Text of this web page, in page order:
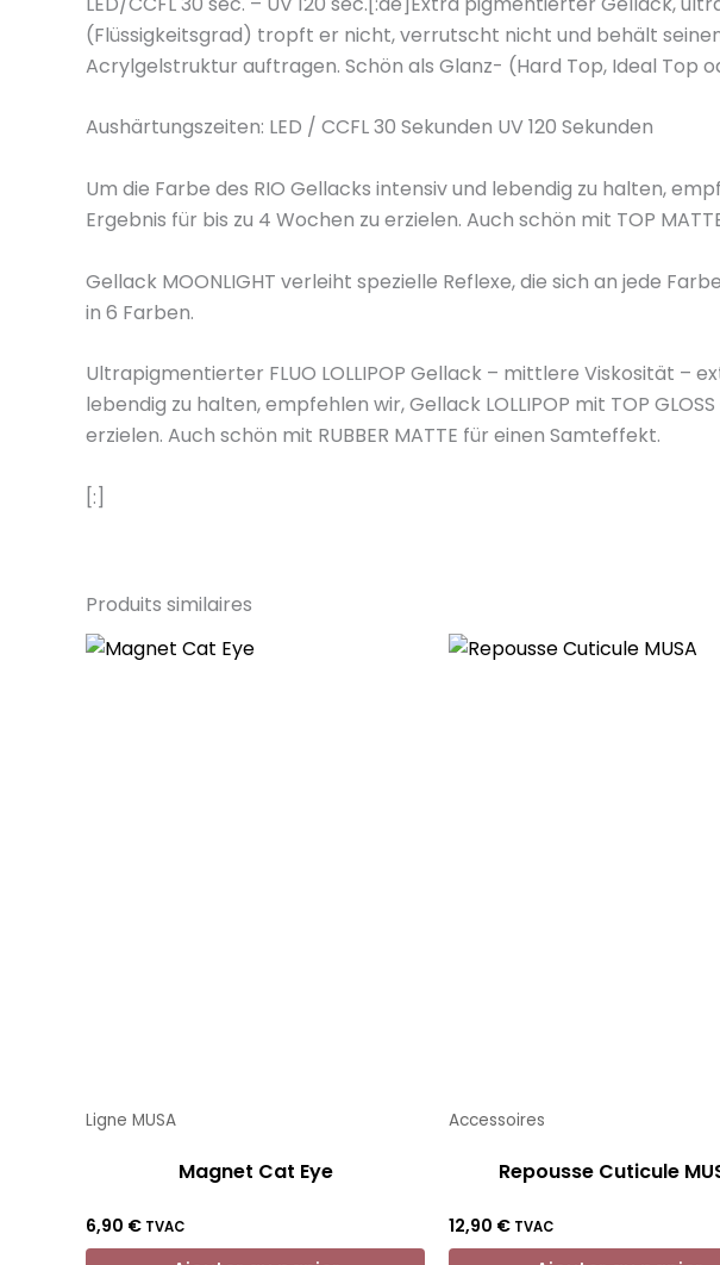
(Flüssigkeitsgrad) tropft er nicht, verrutscht nicht und behält seinen
Acrylgelstruktur auftragen. Schön als Glanz- (Hard Top, Ideal Top
Aushärtungszeiten: LED / CCFL 30 Sekunden UV 120 Sekunden
Um die Farbe des RIO Gellacks intensiv und lebendig zu halten,
Ergebnis für bis zu 4 Wochen zu erzielen. Auch schön mit TOP
Gellack MOONLIGHT verleiht spezielle Reflexe, die sich an jede
in 6 Farben.
Ultrapigmentierter FLUO LOLLIPOP Gellack – mittlere Viskosität –
lebendig zu halten, empfehlen wir, Gellack LOLLIPOP mit TOP
erzielen. Auch schön mit RUBBER MATTE für einen Samteffekt.
[:]
Produits similaires
Ligne MUSA
Magnet Cat Eye
6,90 € TVAC
Accessoires
Repousse Cuticule
12,90 € TVAC